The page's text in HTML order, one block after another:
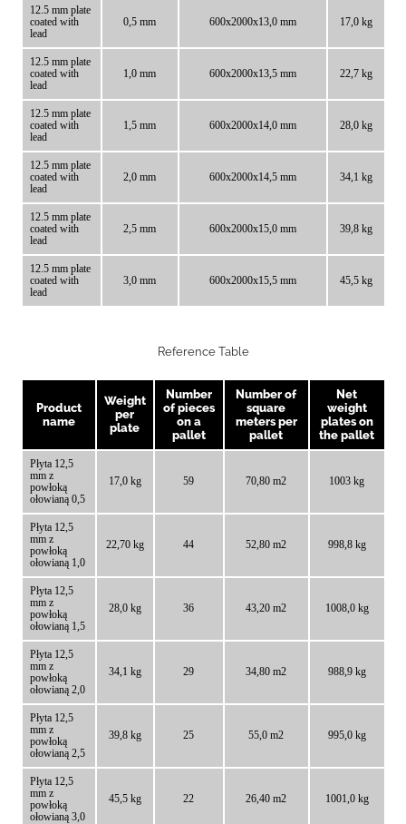
12.5 mm plate
coated with
lead
0,5 mm 600x2000x13,0 mm 17,0 kg
12.5 mm plate
coated with
lead
1,0 mm 600x2000x13,5 mm 22,7 kg
12.5 mm plate
coated with
lead
1,5 mm 600x2000x14,0 mm 28,0 kg
12.5 mm plate
coated with
lead
2,0 mm 600x2000x14,5 mm 34,1 kg
12.5 mm plate
coated with
lead
2,5 mm 600x2000x15,0 mm 39,8 kg
12.5 mm plate
coated with
lead
3,0 mm 600x2000x15,5 mm 45,5 kg
Reference Table
Product
name
Weight
per
plate
Number
of pieces
on a
pallet
Number of
square
meters per
pallet
Net
weight
plates on
the pallet
Płyta 12,5
mm z
powłoką
ołowianą 0,5
17,0 kg 59 70,80 m2 1003 kg
Płyta 12,5
mm z
powłoką
ołowianą 1,0
22,70 kg 44 52,80 m2 998,8 kg
Płyta 12,5
mm z
powłoką
ołowianą 1,5
28,0 kg 36 43,20 m2 1008,0 kg
Płyta 12,5
mm z
powłoką
ołowianą 2,0
34,1 kg 29 34,80 m2 988,9 kg
Płyta 12,5
mm z
powłoką
ołowianą 2,5
39,8 kg 25 55,0 m2 995,0 kg
Płyta 12,5
mm z
powłoką
ołowianą 3,0
45,5 kg 22 26,40 m2 1001,0 kg